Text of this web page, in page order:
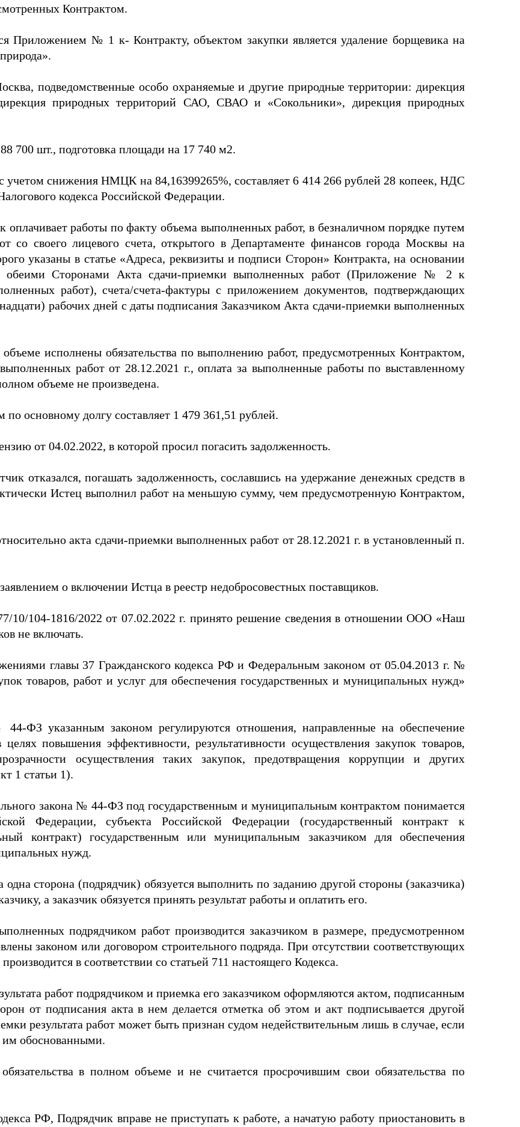
Контрактом.
Приложением № 1 к- Контракту, объектом закупки является удаление борщевика на
подведомственные особо охраняемые и другие природные территории: дирекция
природных территорий САО, СВАО и «Сокольники», дирекция природных
700 шт., подготовка площади на 17 740 м2.
учетом снижения НМЦК на 84,16399265%, составляет 6 414 266 рублей 28 копеек, НДС
кодекса Российской Федерации.
оплачивает работы по факту объема выполненных работ, в безналичном порядке путем
со своего лицевого счета, открытого в Департаменте финансов города Москвы на
указаны в статье «Адреса, реквизиты и подписи Сторон» Контракта, на основании
обеими Сторонами Акта сдачи-приемки выполненных работ (Приложение № 2 к
работ), счета/счета-фактуры с приложением документов, подтверждающих
рабочих дней с даты подписания Заказчиком Акта сдачи-приемки выполненных
исполнены обязательства по выполнению работ, предусмотренных Контрактом,
работ от 28.12.2021 г., оплата за выполненные работы по выставленному
объеме не произведена.
основному долгу составляет 1 479 361,51 рублей.
от 04.02.2022, в которой просил погасить задолженность.
отказался, погашать задолженность, сославшись на удержание денежных средств в
Истец выполнил работ на меньшую сумму, чем предусмотренную Контрактом,
акта сдачи-приемки выполненных работ от 28.12.2021 г. в установленный п.
о включении Истца в реестр недобросовестных поставщиков.
104-1816/2022 от 07.02.2022 г. принято решение сведения в отношении ООО «Наш
не включать.
главы 37 Гражданского кодекса РФ и Федеральным законом от 05.04.2013 г. №
товаров, работ и услуг для обеспечения государственных и муниципальных нужд»
ФЗ указанным законом регулируются отношения, направленные на обеспечение
повышения эффективности, результативности осуществления закупок товаров,
осуществления таких закупок, предотвращения коррупции и других
1 статьи 1).
закона № 44-ФЗ под государственным и муниципальным контрактом понимается
Федерации, субъекта Российской Федерации (государственный контракт к
контракт) государственным или муниципальным заказчиком для обеспечения
нужд.
сторона (подрядчик) обязуется выполнить по заданию другой стороны (заказчика)
а заказчик обязуется принять результат работы и оплатить его.
подрядчиком работ производится заказчиком в размере, предусмотренном
законом или договором строительного подряда. При отсутствии соответствующих
в соответствии со статьей 711 настоящего Кодекса.
работ подрядчиком и приемка его заказчиком оформляются актом, подписанным
от подписания акта в нем делается отметка об этом и акт подписывается другой
результата работ может быть признан судом недействительным лишь в случае, если
им обоснованными.
в полном объеме и не считается просрочившим свои обязательства по
РФ, Подрядчик вправе не приступать к работе, а начатую работу приостановить в